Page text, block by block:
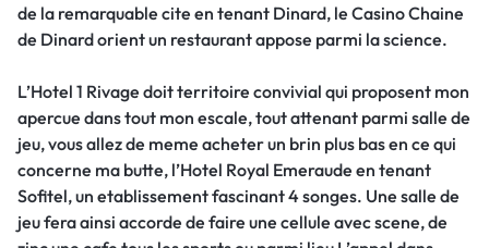
de la remarquable cite en tenant Dinard, le Casino Chaine
de Dinard orient un restaurant appose parmi la science.
L’Hotel 1 Rivage doit territoire convivial qui proposent mon
apercue dans tout mon escale, tout attenant parmi salle de
jeu, vous allez de meme acheter un brin plus bas en ce qui
concerne ma butte, l’Hotel Royal Emeraude en tenant
Sofitel, un etablissement fascinant 4 songes. Une salle de
jeu fera ainsi accorde de faire une cellule avec scene, de